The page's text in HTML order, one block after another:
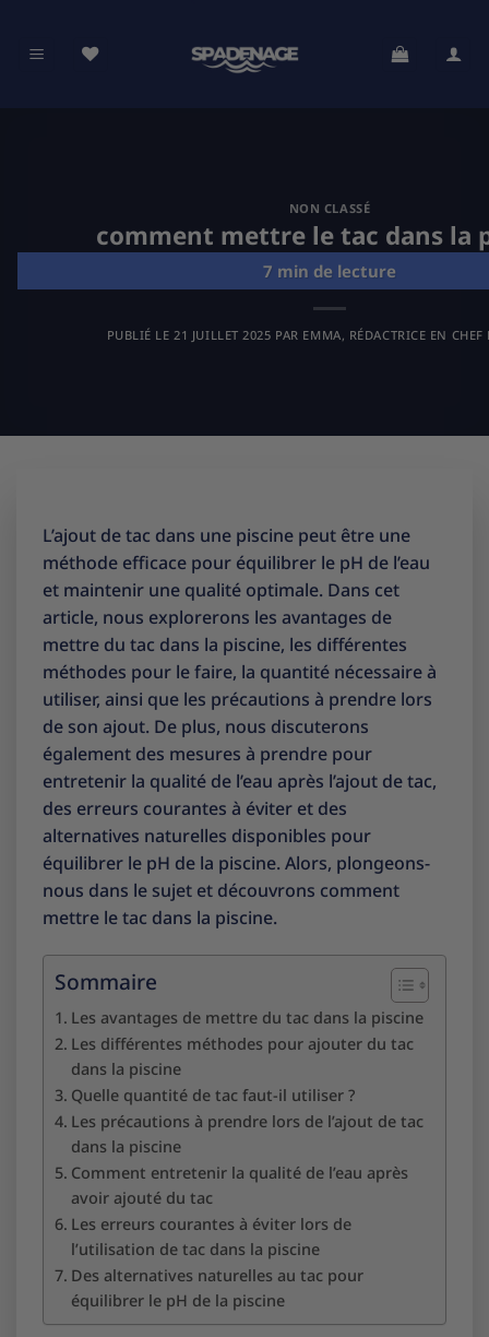
contenu
NON CLASSÉ
comment mettre le tac dans la
PUBLIÉ LE21 JUILLET 2025 PAR EMMA, RÉDACTRICE EN CHEF
L’ajout de tac dans une piscine peut être une
méthode efficace pour équilibrer le pH de l’eau
et maintenir une qualité optimale. Dans cet
article, nous explorerons les avantages de
mettre du tac dans la piscine, les différentes
méthodes pour le faire, la quantité nécessaire à
utiliser, ainsi que les précautions à prendre lors
de son ajout. De plus, nous discuterons
également des mesures à prendre pour
entretenir la qualité de l’eau après l’ajout de tac,
des erreurs courantes à éviter et des
alternatives naturelles disponibles pour
équilibrer le pH de la piscine. Alors, plongeons-
nous dans le sujet et découvrons comment
mettre le tac dans la piscine.
Sommaire
Les avantages de mettre du tac dans la piscine
Les différentes méthodes pour ajouter du tac
dans la piscine
Quelle quantité de tac faut-il utiliser ?
Les précautions à prendre lors de l’ajout de tac
dans la piscine
Comment entretenir la qualité de l’eau après
avoir ajouté du tac
Les erreurs courantes à éviter lors de
l’utilisation de tac dans la piscine
Des alternatives naturelles au tac pour
équilibrer le pH de la piscine